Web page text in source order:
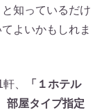
知っているだけ
よいかもしれま
、
「１ホテル
部屋タイプ指定